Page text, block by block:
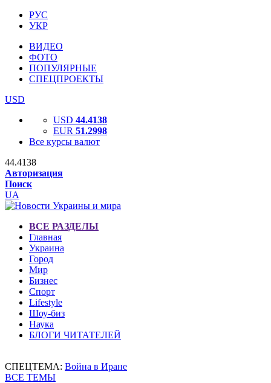
РУС
УКР
ВИДЕО
ФОТО
ПОПУЛЯРНЫЕ
СПЕЦПРОЕКТЫ
USD
USD 44.4138
EUR 51.2998
Все курсы валют
44.4138
Авторизация
Поиск
UA
ВСЕ РАЗДЕЛЫ
Главная
Украина
Город
Мир
Бизнес
Спорт
Lifestyle
Шоу-биз
Наука
БЛОГИ ЧИТАТЕЛЕЙ
СПЕЦТЕМА: Война в Иране
ВСЕ ТЕМЫ